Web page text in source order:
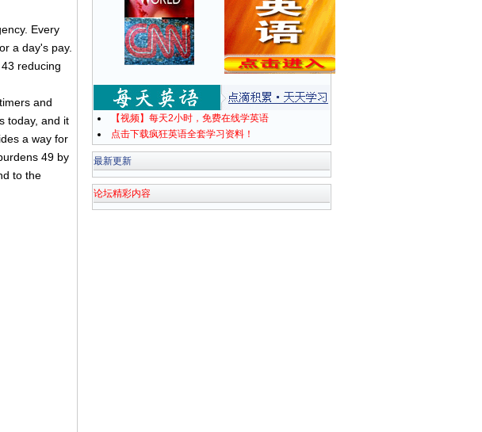
Every
a day's pay.
reducing
and
today, and it
a way for
49 by
to the
【视频】每天2小时，免费在线学英语
点击下载疯狂英语全套学习资料！
最新更新
论坛精彩内容